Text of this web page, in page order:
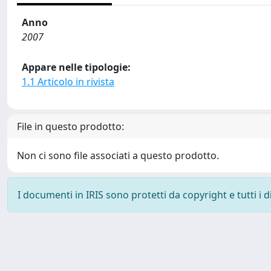
Anno
2007
Appare nelle tipologie:
1.1 Articolo in rivista
File in questo prodotto:
Non ci sono file associati a questo prodotto.
I documenti in IRIS sono protetti da copyright e tutti i